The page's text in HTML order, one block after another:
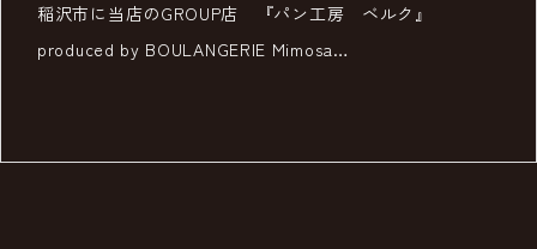
稲沢市に当店のGROUP店 『パン工房 ベルク』
produced by BOULANGERIE Mimosa…